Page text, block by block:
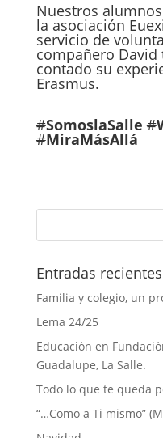
Nuestros
la asociación
servicio de
compañero
contado su
Erasmus.
#SomoslaSalle #
#MiraMásAllá
Entradas recientes
Familia y colegio, un
Lema 24/25
Educación en
Guadalupe, La Salle.
Todo lo que te queda
“…Como a Ti mismo”